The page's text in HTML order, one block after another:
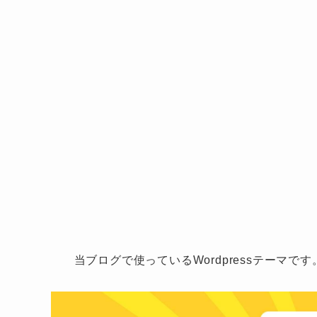
当ブログで使っているWordpressテーマで